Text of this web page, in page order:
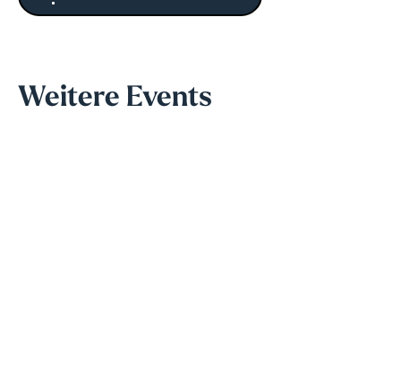
Weitere Events